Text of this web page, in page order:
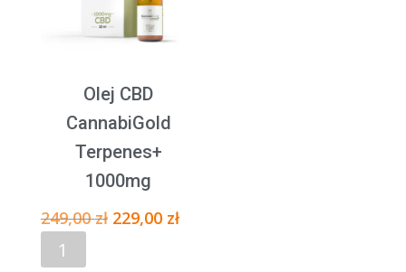
Olej CBD
CannabiGold
Terpenes+
1000mg
249,00zł Pierwotna
229,00 złAktualna
ilość
Olej